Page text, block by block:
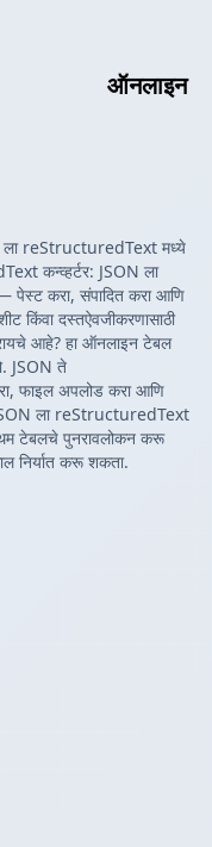
ऑनलाइन
ला reStructuredText मध्ये
कन्व्हर्टर: JSON ला
करा, संपादित करा आणि
किंवा दस्तऐवजीकरणासाठी
आहे? हा ऑनलाइन टेबल
JSON ते
फाइल अपलोड करा आणि
ला reStructuredText
टेबलचे पुनरावलोकन करू
निर्यात करू शकता.